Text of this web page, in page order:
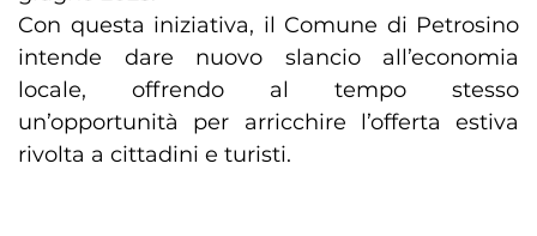
Con questa iniziativa, il Comune di Petrosino
intende dare nuovo slancio all’economia
locale, offrendo al tempo stesso
un’opportunità per arricchire l’offerta estiva
rivolta a cittadini e turisti.